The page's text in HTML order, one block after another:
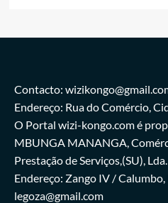
Contacto:
Endereço: Rua do Comércio,
O Portal wizi-kongo.com é
MBUNGA MANANGA,
Prestação de Serviços,(SU),
Endereço: Zango IV /
legoza@gmail.com